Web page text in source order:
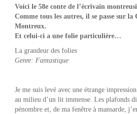
Voici le 58e conte de l’écrivain
Comme tous les autres, il se passe sur la
Montreux.
Et celui-ci a une folie particulière…
La grandeur des folies
Genre: Fantastique
Je me suis levé avec une étrange
au milieu d’un lit immense. Les plafonds
pénombre et, de ma fenêtre à mansarde,